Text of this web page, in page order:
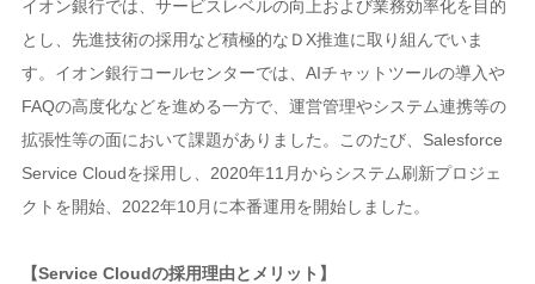
イオン銀行では、サービスレベルの向上および業務効率化を目的
とし、先進技術の採用など積極的なＤX推進に取り組んでいま
す。イオン銀行コールセンターでは、AIチャットツールの導入や
FAQの高度化などを進める一方で、運営管理やシステム連携等の
拡張性等の面において課題がありました。このたび、Salesforce
Service Cloudを採用し、2020年11月からシステム刷新プロジェ
クトを開始、2022年10月に本番運用を開始しました。
【Service Cloudの採用理由とメリット】